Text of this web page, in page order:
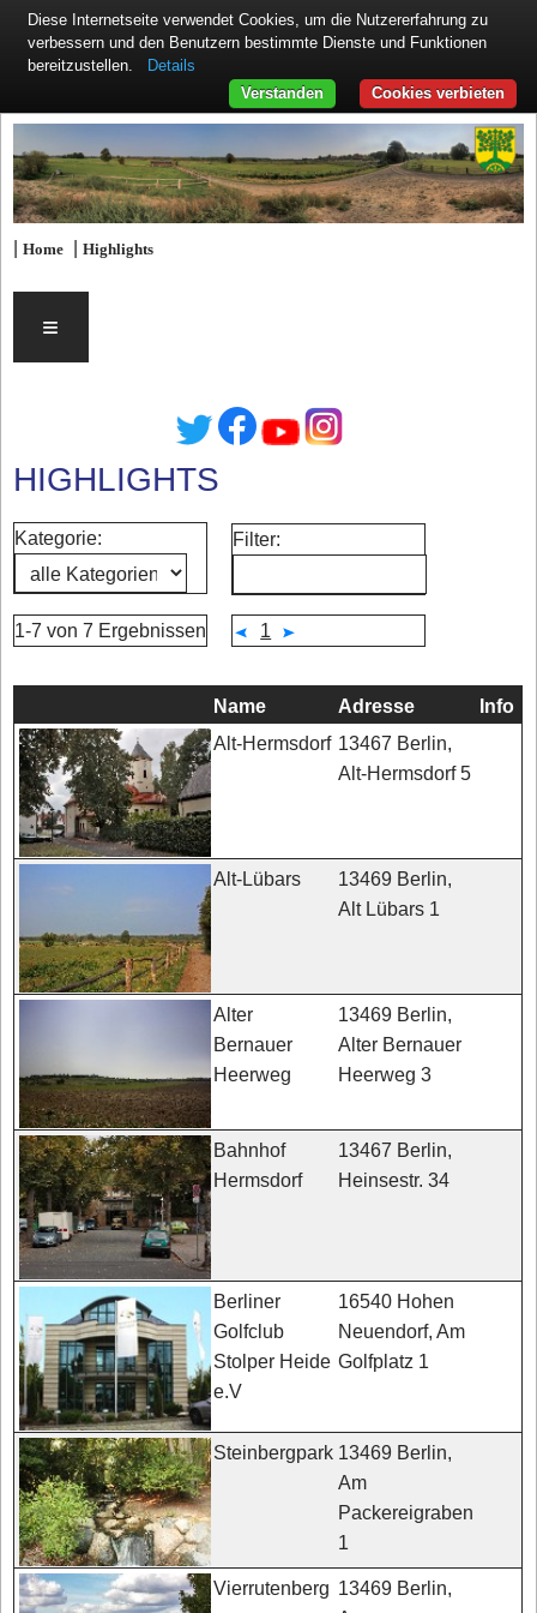
|Home |Highlights
≡
HIGHLIGHTS
Kategorie: Filter:
1-7 von 7 Ergebnissen 1
Name Adresse Info
Alt-Hermsdorf 13467 Berlin,
Alt-Hermsdorf 5
Alt-Lübars
13469 Berlin,
Alt Lübars 1
Alter
Bernauer
Heerweg
13469 Berlin,
Alter Bernauer
Heerweg 3
Bahnhof
Hermsdorf
13467 Berlin,
Heinsestr. 34
Berliner
Golfclub
Stolper Heide
e.V
16540 Hohen
Neuendorf, Am
Golfplatz 1
Steinbergpark 13469 Berlin,
Am
Packereigraben
1
Vierrutenberg 13469 Berlin,
Diese Internetseite verwendet Cookies, um die Nutzererfahrung zu
verbessern und den Benutzern bestimmte Dienste und Funktionen
bereitzustellen.
Details
Cookies verbieten
Verstanden